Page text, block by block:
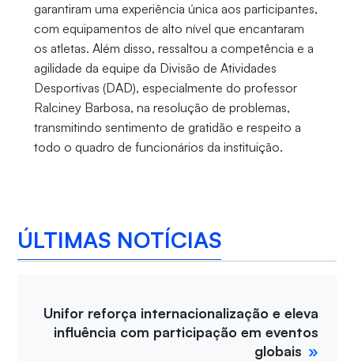
garantiram uma experiência única aos participantes,
com equipamentos de alto nível que encantaram
os atletas. Além disso, ressaltou a competência e a
agilidade da equipe da Divisão de Atividades
Desportivas (DAD), especialmente do professor
Ralciney Barbosa, na resolução de problemas,
transmitindo sentimento de gratidão e respeito a
todo o quadro de funcionários da instituição.
ÚLTIMAS NOTÍCIAS
Unifor reforça internacionalização e eleva
influência com participação em eventos
globais